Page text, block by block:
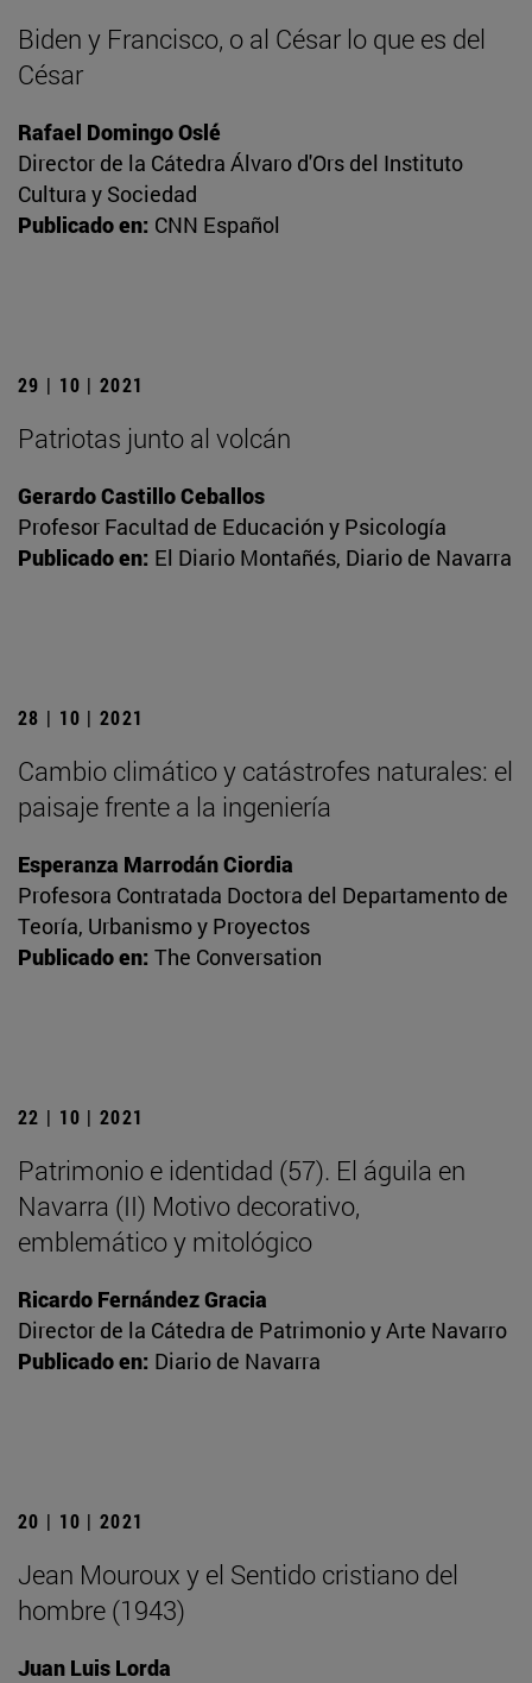
Biden y Francisco, o al César lo que es del
César
Rafael Domingo Oslé
Director de la Cátedra Álvaro d'Ors del Instituto
Cultura y Sociedad
Publicado en: CNN Español
29 | 10 | 2021
Patriotas junto al volcán
Gerardo Castillo Ceballos
Profesor Facultad de Educación y Psicología
Publicado en: El Diario Montañés, Diario de Navarra
28 | 10 | 2021
Cambio climático y catástrofes naturales: el
paisaje frente a la ingeniería
Esperanza Marrodán Ciordia
Profesora Contratada Doctora del Departamento de
Teoría, Urbanismo y Proyectos
Publicado en: The Conversation
22 | 10 | 2021
Patrimonio e identidad (57). El águila en
Navarra (II) Motivo decorativo,
emblemático y mitológico
Ricardo Fernández Gracia
Director de la Cátedra de Patrimonio y Arte Navarro
Publicado en: Diario de Navarra
20 | 10 | 2021
Jean Mouroux y el Sentido cristiano del
hombre (1943)
Juan Luis Lorda